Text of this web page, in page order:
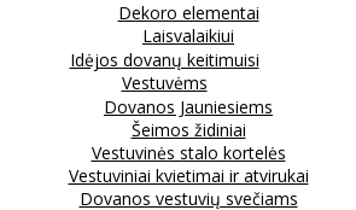
Dekoro elementai
Laisvalaikiui
Idėjos dovanų keitimuisi
Vestuvėms
Dovanos Jauniesiems
Šeimos židiniai
Vestuvinės stalo kortelės
Vestuviniai kvietimai ir atvirukai
Dovanos vestuvių svečiams